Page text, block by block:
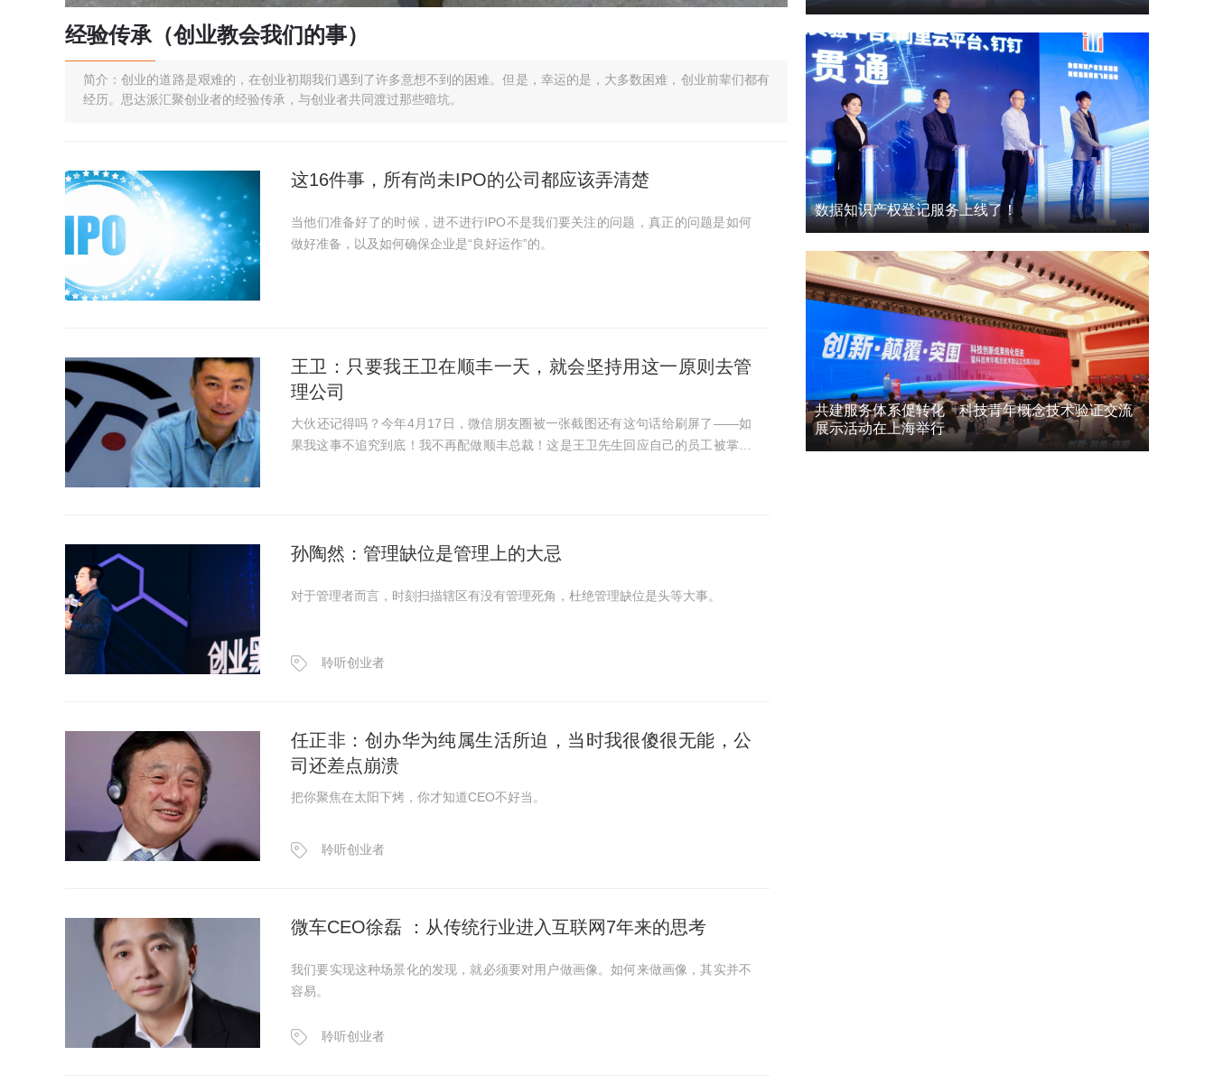
经验传承（创业教会我们的事）
简介：创业的道路是艰难的，在创业初期我们遇到了许多意想不到的困难。但是，幸运的是，大多数困难，创业前辈们都有
经历。思达派汇聚创业者的经验传承，与创业者共同渡过那些暗坑。
这16件事，所有尚未IPO的公司都应该弄清楚
当他们准备好了的时候，进不进行IPO不是我们要关注的问题，真正的问题是如何
做好准备，以及如何确保企业是“良好运作”的。
王卫：只要我王卫在顺丰一天，就会坚持用这一原则去管
理公司
大伙还记得吗？今年4月17日，微信朋友圈被一张截图还有这句话给刷屏了——如
果我这事不追究到底！我不再配做顺丰总裁！这是王卫先生回应自己的员工被掌掴
孙陶然：管理缺位是管理上的大忌
对于管理者而言，时刻扫描辖区有没有管理死角，杜绝管理缺位是头等大事。
聆听创业者
任正非：创办华为纯属生活所迫，当时我很傻很无能，公
司还差点崩溃
把你聚焦在太阳下烤，你才知道CEO不好当。
聆听创业者
微车CEO徐磊 ：从传统行业进入互联网7年来的思考
我们要实现这种场景化的发现，就必须要对用户做画像。如何来做画像，其实并不
容易。
聆听创业者
数据知识产权登记服务上线了！
共建服务体系促转化 科技青年概念技术验证交流
展示活动在上海举行